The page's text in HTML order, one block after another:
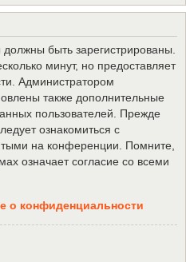
быть зарегистрированы.
минут, но предоставляет
Администратором
также дополнительные
пользователей. Прежде
ознакомиться с
на конференции. Помните,
означает согласие со всеми
о конфиденциальности